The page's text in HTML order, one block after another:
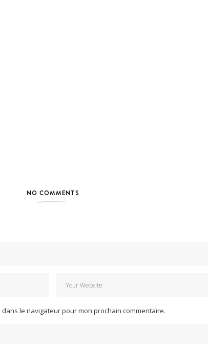
NO COMMENTS
le navigateur pour mon prochain commentaire.